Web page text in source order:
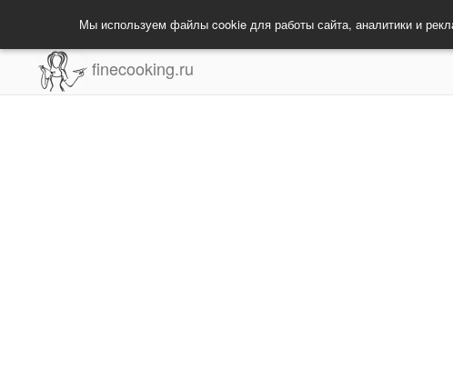
Мы используем файлы cookie для работы сайта, аналитики и
finecooking.ru